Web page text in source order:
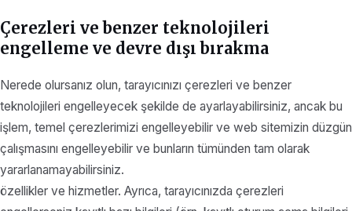
Çerezleri ve benzer teknolojileri
engelleme ve devre dışı bırakma
Nerede olursanız olun, tarayıcınızı çerezleri ve benzer
teknolojileri engelleyecek şekilde de ayarlayabilirsiniz, ancak bu
işlem, temel çerezlerimizi engelleyebilir ve web sitemizin düzgün
çalışmasını engelleyebilir ve bunların tümünden tam olarak
yararlanamayabilirsiniz.
özellikler ve hizmetler. Ayrıca, tarayıcınızda çerezleri